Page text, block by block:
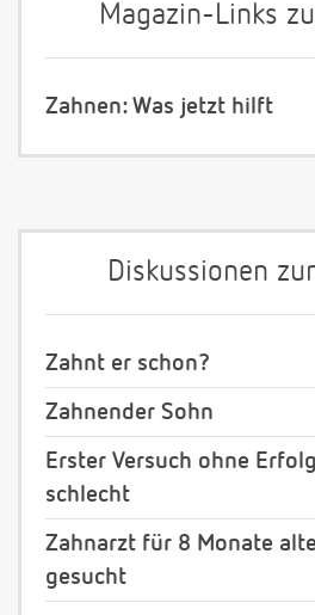
Magazin-Links
Zahnen: Was jetzt hilft
Diskussionen
Zahnt er schon?
Zahnender Sohn
Erster Versuch ohne
schlecht
Zahnarzt für 8 Monate
gesucht